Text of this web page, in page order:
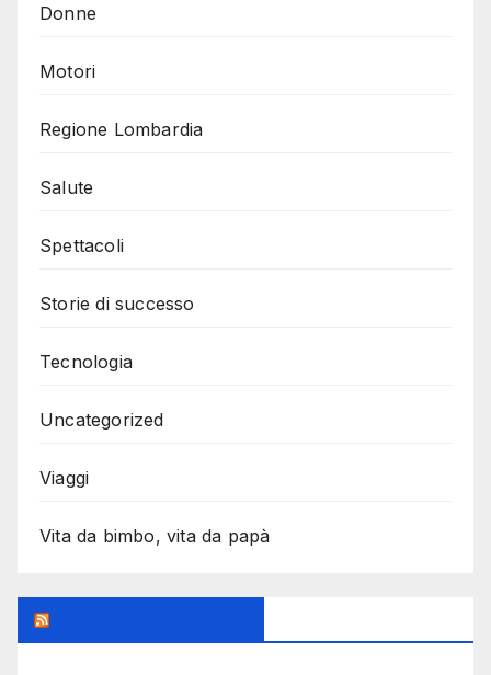
Donne
Motori
Regione Lombardia
Salute
Spettacoli
Storie di successo
Tecnologia
Uncategorized
Viaggi
Vita da bimbo, vita da papà